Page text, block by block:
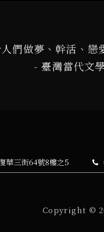
人們做夢、幹活、
- 臺灣當代文
華三街64號8樓之5
Copyright ©